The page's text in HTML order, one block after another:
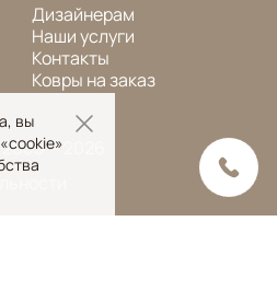
Дизайнерам
Наши услуги
Контакты
Ковры на заказ
— 2026
вы